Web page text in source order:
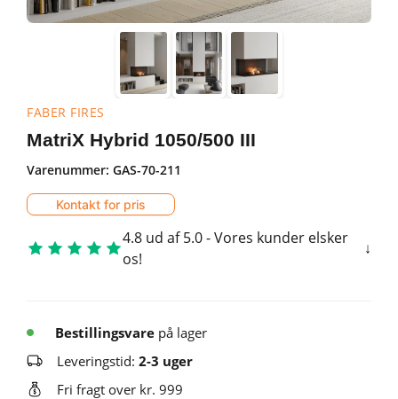
FABER FIRES
MatriX Hybrid 1050/500 III
Varenummer: GAS-70-211
Kontakt for pris
4.8 ud af 5.0 - Vores kunder elsker
os!
Bestillingsvare på lager
Leveringstid: 2-3 uger
Fri fragt over kr. 999